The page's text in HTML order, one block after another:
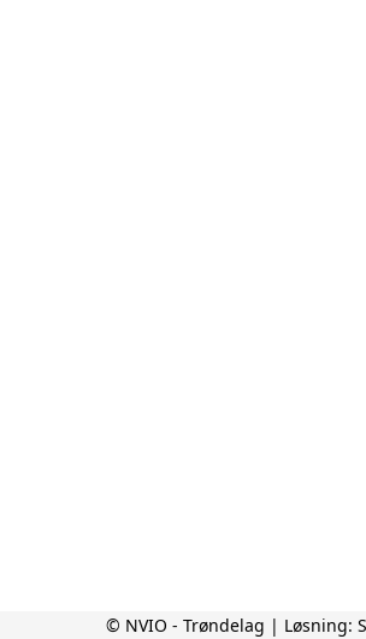
© NVIO - Trøndelag | Løsning: